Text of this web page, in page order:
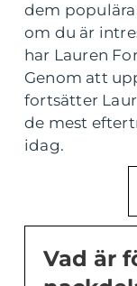
dem
om du är
har Lauren
Genom att
fortsätter
de mest
idag.
Vad är